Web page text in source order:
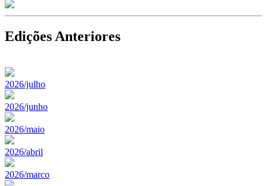
Edições Anteriores
2026/julho
2026/junho
2026/maio
2026/abril
2026/marco